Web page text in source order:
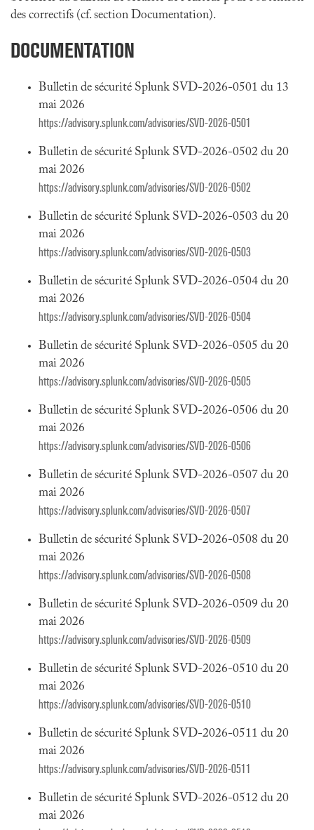
des correctifs (cf. section Documentation).
DOCUMENTATION
Bulletin de sécurité Splunk SVD-2026-0501 du 13
mai 2026
https://advisory.splunk.com/advisories/SVD-2026-0501
Bulletin de sécurité Splunk SVD-2026-0502 du 20
mai 2026
https://advisory.splunk.com/advisories/SVD-2026-0502
Bulletin de sécurité Splunk SVD-2026-0503 du 20
mai 2026
https://advisory.splunk.com/advisories/SVD-2026-0503
Bulletin de sécurité Splunk SVD-2026-0504 du 20
mai 2026
https://advisory.splunk.com/advisories/SVD-2026-0504
Bulletin de sécurité Splunk SVD-2026-0505 du 20
mai 2026
https://advisory.splunk.com/advisories/SVD-2026-0505
Bulletin de sécurité Splunk SVD-2026-0506 du 20
mai 2026
https://advisory.splunk.com/advisories/SVD-2026-0506
Bulletin de sécurité Splunk SVD-2026-0507 du 20
mai 2026
https://advisory.splunk.com/advisories/SVD-2026-0507
Bulletin de sécurité Splunk SVD-2026-0508 du 20
mai 2026
https://advisory.splunk.com/advisories/SVD-2026-0508
Bulletin de sécurité Splunk SVD-2026-0509 du 20
mai 2026
https://advisory.splunk.com/advisories/SVD-2026-0509
Bulletin de sécurité Splunk SVD-2026-0510 du 20
mai 2026
https://advisory.splunk.com/advisories/SVD-2026-0510
Bulletin de sécurité Splunk SVD-2026-0511 du 20
mai 2026
https://advisory.splunk.com/advisories/SVD-2026-0511
Bulletin de sécurité Splunk SVD-2026-0512 du 20
mai 2026